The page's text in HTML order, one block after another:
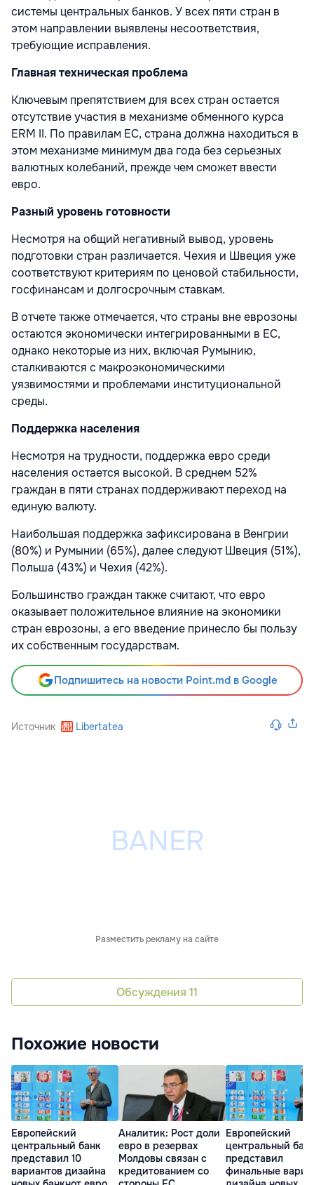
системы центральных банков. У всех пяти стран в
этом направлении выявлены несоответствия,
требующие исправления.
Главная техническая проблема
Ключевым препятствием для всех стран остается
отсутствие участия в механизме обменного курса
ERM II. По правилам ЕС, страна должна находиться в
этом механизме минимум два года без серьезных
валютных колебаний, прежде чем сможет ввести
евро.
Разный уровень готовности
Несмотря на общий негативный вывод, уровень
подготовки стран различается. Чехия и Швеция уже
соответствуют критериям по ценовой стабильности,
госфинансам и долгосрочным ставкам.
В отчете также отмечается, что страны вне еврозоны
остаются экономически интегрированными в ЕС,
однако некоторые из них, включая Румынию,
сталкиваются с макроэкономическими
уязвимостями и проблемами институциональной
среды.
Поддержка населения
Несмотря на трудности, поддержка евро среди
населения остается высокой. В среднем 52%
граждан в пяти странах поддерживают переход на
единую валюту.
Наибольшая поддержка зафиксирована в Венгрии
(80%) и Румынии (65%), далее следуют Швеция (51%),
Польша (43%) и Чехия (42%).
Большинство граждан также считают, что евро
оказывает положительное влияние на экономики
стран еврозоны, а его введение принесло бы пользу
их собственным государствам.
Подпишитесь на новости Point.md в Google
Источник Libertatea
Разместить рекламу на сайте
Обсуждения 11
Похожие новости
Европейский
центральный банк
представил 10
вариантов дизайна
Аналитик: Рост доли
евро в резервах
Молдовы связан с
кредитованием со
Европейский
центральный
представил
финальные